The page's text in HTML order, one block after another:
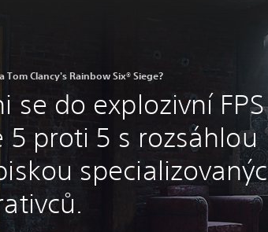
Tom Clancy's Rainbow Six® Siege?
se do explozivní FPS
5 proti 5 s rozsáhlou